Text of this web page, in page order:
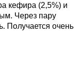
кефира (2,5%) и
Через пару
Получается очень